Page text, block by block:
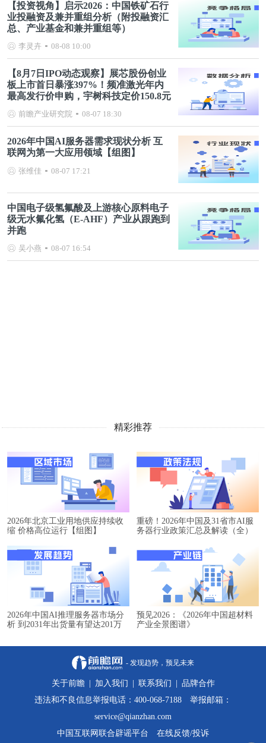
【投资视角】启示2026：中国铁矿石行
业投融资及兼并重组分析（附投融资汇
总、产业基金和兼并重组等）
李灵卉 08-08 10:00
【8月7日IPO动态观察】展芯股份创业
板上市首日暴涨397%！频准激光年内
最高发行价申购，宇树科技定价150.8元
前瞻产业研究院 08-07 18:30
2026年中国AI服务器需求现状分析 互
联网为第一大应用领域【组图】
张维佳 08-07 17:21
中国电子级氢氟酸及上游核心原料电子
级无水氟化氢（E-AHF）产业从跟跑到
并跑
吴小燕 08-07 16:54
精彩推荐
2026年北京工业用地供应持续收
缩 价格高位运行【组图】
重磅！2026年中国及31省市AI服
务器行业政策汇总及解读（全）
2026年中国AI推理服务器市场分
析 到2031年出货量有望达201万
预见2026：《2026年中国超材料
产业全景图谱》
- 发现趋势，预见未来
关于前瞻 | 加入我们 | 联系我们 | 品牌合作
违法和不良信息举报电话：400-068-7188 举报邮箱：
service@qianzhan.com
中国互联网联合辟谣平台
在线反馈/投诉